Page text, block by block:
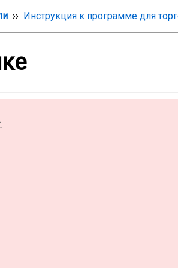
›› Инструкция к программе для